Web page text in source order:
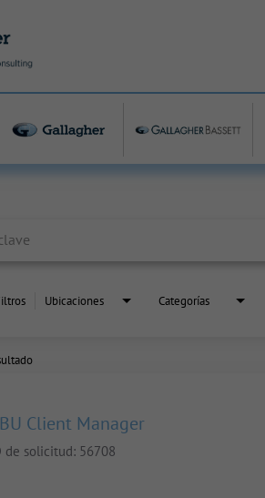
Ubicaciones Categorías
Client Manager
de solicitud: 56708